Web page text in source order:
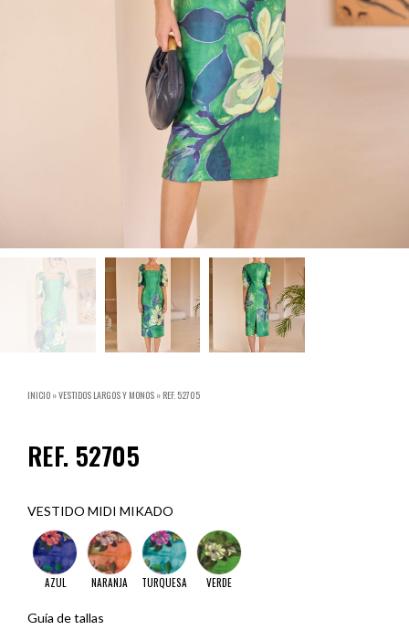
INICIO »VESTIDOS LARGOS Y MONOS » REF. 52705
REF. 52705
VESTIDO MIDI MIKADO
AZUL NARANJA TURQUESA VERDE
Guía de tallas